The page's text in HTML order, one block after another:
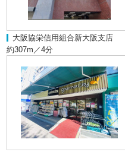
大阪協栄信用組合新大阪支店
約307m／4分